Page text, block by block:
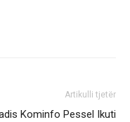
Artikulli tjetër
Kominfo Pessel Ikuti